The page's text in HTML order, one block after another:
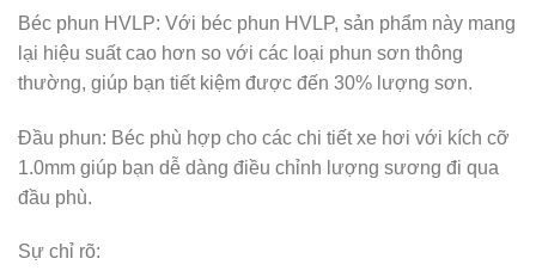
Béc phun HVLP: Với béc phun HVLP, sản phẩm này mang
lại hiệu suất cao hơn so với các loại phun sơn thông
thường, giúp bạn tiết kiệm được đến 30% lượng sơn.
Đầu phun: Béc phù hợp cho các chi tiết xe hơi với kích cỡ
1.0mm giúp bạn dễ dàng điều chỉnh lượng sương đi qua
đầu phù.
Sự chỉ rõ: